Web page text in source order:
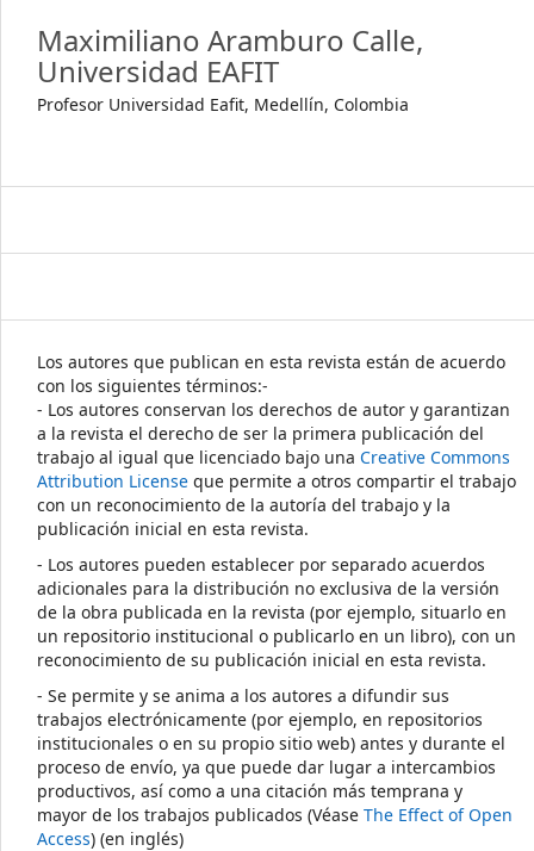
Maximiliano Aramburo Calle,
Universidad EAFIT
Profesor Universidad Eafit, Medellín, Colombia
Los autores que publican en esta revista están de acuerdo
con los siguientes términos:-
- Los autores conservan los derechos de autor y garantizan
a la revista el derecho de ser la primera publicación del
trabajo al igual que licenciado bajo una Creative Commons
Attribution License que permite a otros compartir el trabajo
con un reconocimiento de la autoría del trabajo y la
publicación inicial en esta revista.
- Los autores pueden establecer por separado acuerdos
adicionales para la distribución no exclusiva de la versión
de la obra publicada en la revista (por ejemplo, situarlo en
un repositorio institucional o publicarlo en un libro), con un
reconocimiento de su publicación inicial en esta revista.
- Se permite y se anima a los autores a difundir sus
trabajos electrónicamente (por ejemplo, en repositorios
institucionales o en su propio sitio web) antes y durante el
proceso de envío, ya que puede dar lugar a intercambios
productivos, así como a una citación más temprana y
mayor de los trabajos publicados (Véase The Effect of Open
Access) (en inglés)